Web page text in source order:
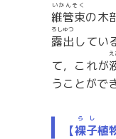
維管束
いかんそく
の木
露出
ろしゅつ
してい
て，これが
え
うことがで
【裸子
らし
植